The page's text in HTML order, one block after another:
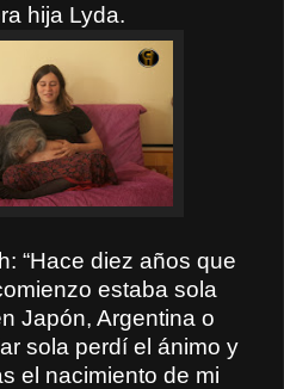
hija Lyda.
“Hace diez años que
estaba sola
Japón, Argentina o
sola perdí el ánimo y
el nacimiento de mi